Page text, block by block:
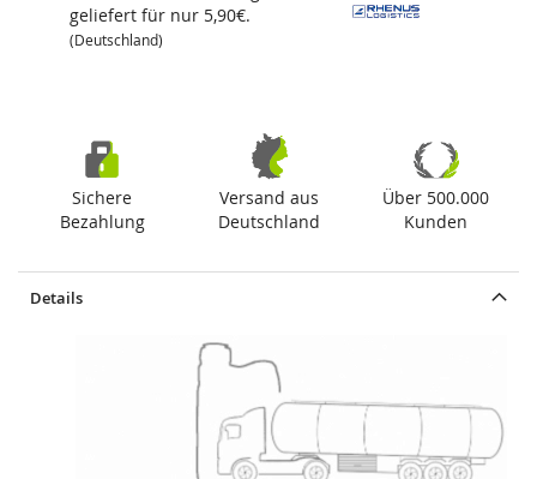
geliefert für nur 5,90€.
(Deutschland)
Sichere
Bezahlung
Versand aus
Deutschland
Über 500.000
Kunden
Details